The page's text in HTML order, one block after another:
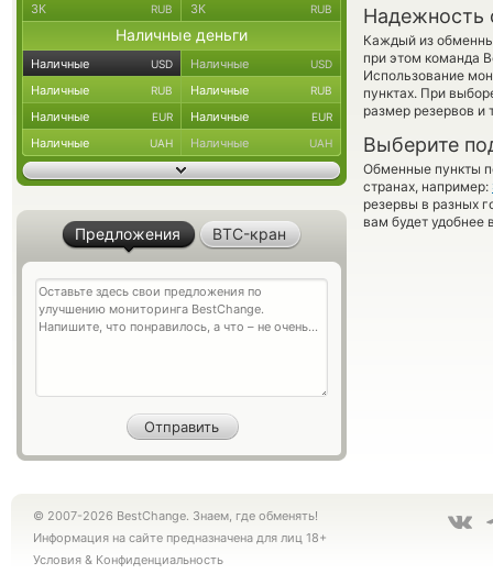
Надежность
Каждый из
при этом команда
Использование
пунктах. При
размер резервов и
Выберите
Обменные пункты
странах, например:
резервы в разных
вам будет удобнее
ЗК RUB ЗК RUB
Наличные деньги
Наличные USD Наличные USD
Наличные RUB Наличные RUB
Наличные EUR Наличные EUR
Наличные UAH Наличные UAH
Предложения BTC-кран
© 2007-2026 BestChange. Знаем, где обменять!
Информация на сайте предназначена для лиц 18+
Условия & Конфиденциальность